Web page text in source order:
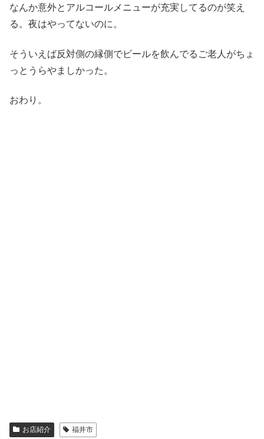
なんか意外とアルコールメニューが充実してるのが笑え
る。夜はやってないのに。
そういえば反対側の縁側でビールを飲んでるご老人がちょ
っとうらやましかった。
おわり。
お店紹介 福井市